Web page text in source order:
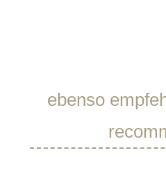
Produktgalerie überspringen
ebenso